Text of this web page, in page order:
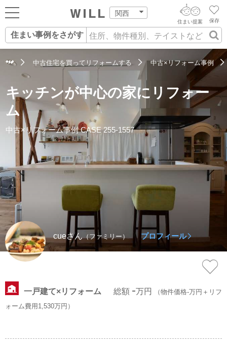
関西
ログイン
新規会員登録
住まいをさがす
住まいを売る
住まいをつくる
町を知る
店舗案内
スタッフ紹介
保存
住まい提案
住まい事例をさがす
住まいをさがす
自宅の相場をみる
住まい事例をさが
街・施設をさがす
営業所をさがす
スタッフをさがす
AIウィルくんの提案
AI住まい提案を受ける
AI査定・チャット相談する
不動産エージェントの提案
価格査定を依頼する
相場データを依頼する
中古住宅を買ってリフォームする 中古×リフォーム事例
キッチンが中心の家にリフォー
ム
中古×リフォーム事例CASE 255-1557
cueさん（ファミリー） プロフィール
一戸建て×リフォーム 総額 -万円
（物件価格-万円＋リフ
ォーム費用1,530万円）